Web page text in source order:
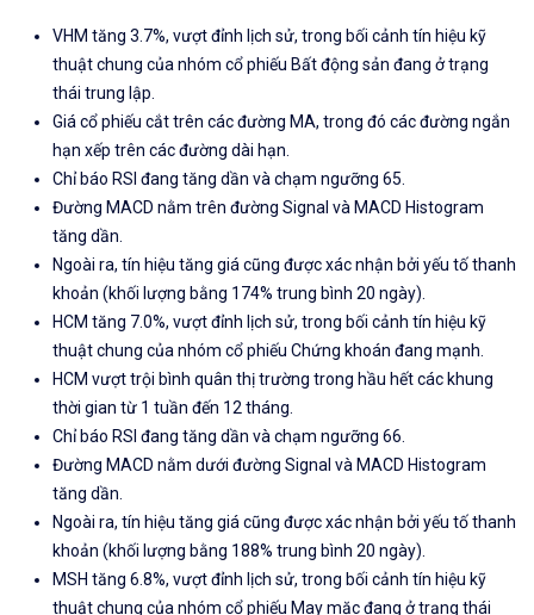
VHM tăng 3.7%, vượt đỉnh lịch sử, trong bối cảnh tín hiệu kỹ
thuật chung của nhóm cổ phiếu Bất động sản đang ở trạng
thái trung lập.
Giá cổ phiếu cắt trên các đường MA, trong đó các đường ngắn
hạn xếp trên các đường dài hạn.
Chỉ báo RSI đang tăng dần và chạm ngưỡng 65.
Đường MACD nằm trên đường Signal và MACD Histogram
tăng dần.
Ngoài ra, tín hiệu tăng giá cũng được xác nhận bởi yếu tố thanh
khoản (khối lượng bằng 174% trung bình 20 ngày).
HCM tăng 7.0%, vượt đỉnh lịch sử, trong bối cảnh tín hiệu kỹ
thuật chung của nhóm cổ phiếu Chứng khoán đang mạnh.
HCM vượt trội bình quân thị trường trong hầu hết các khung
thời gian từ 1 tuần đến 12 tháng.
Chỉ báo RSI đang tăng dần và chạm ngưỡng 66.
Đường MACD nằm dưới đường Signal và MACD Histogram
tăng dần.
Ngoài ra, tín hiệu tăng giá cũng được xác nhận bởi yếu tố thanh
khoản (khối lượng bằng 188% trung bình 20 ngày).
MSH tăng 6.8%, vượt đỉnh lịch sử, trong bối cảnh tín hiệu kỹ
thuật chung của nhóm cổ phiếu May mặc đang ở trạng thái